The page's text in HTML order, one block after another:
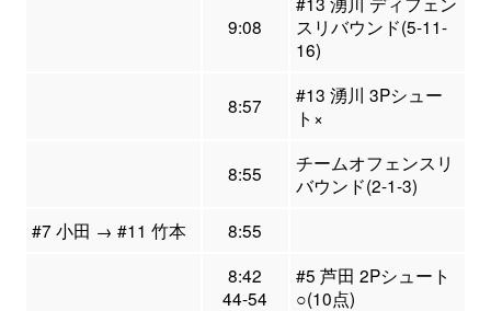
9:08
スリバウンド(5-11-
16)
8:57
#13 湧川 3Pシュー
ト×
8:55
チームオフェンスリ
バウンド(2-1-3)
#7 小田 → #11 竹本
8:55
8:42
44-54
#5 芦田 2Pシュート
○(10点)